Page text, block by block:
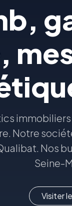
Notre
Nos
Seine-
Visiter